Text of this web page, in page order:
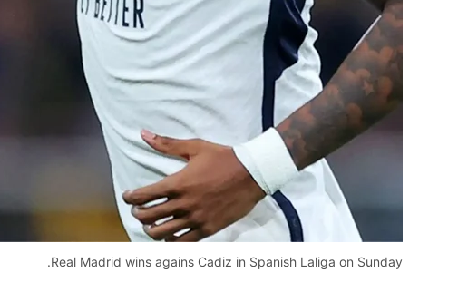
Real Madrid wins agains Cadiz in Spanish Laliga on Sunday.